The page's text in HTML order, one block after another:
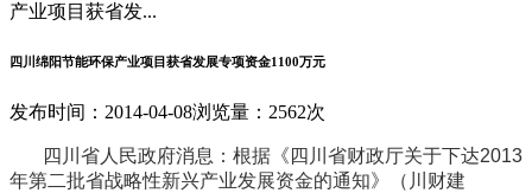
产业项目获省发...
四川绵阳节能环保产业项目获省发展专项资金1100万元
发布时间：2014-04-08浏览量：2562次
四川省人民政府消息：根据《四川省财政厅关于下达2013
年第二批省战略性新兴产业发展资金的通知》（川财建